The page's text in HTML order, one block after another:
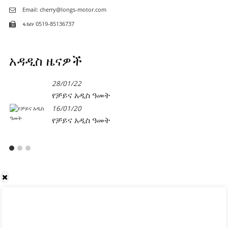
Email: cherry@longs-motor.com
ፋክስ፡ 0519-85136737
አዳዲስ ዜናዎች
28/01/22
የቻይና አዲስ ዓመት
16/01/20
የቻይና አዲስ ዓመት